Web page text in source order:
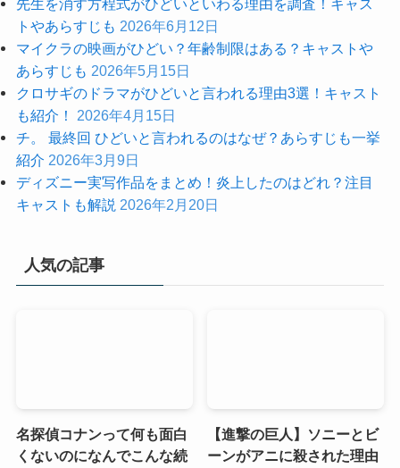
先生を消す方程式がひどいといわる理由を調査！キャス
トやあらすじも 2026年6月12日
マイクラの映画がひどい？年齢制限はある？キャストや
あらすじも 2026年5月15日
クロサギのドラマがひどいと言われる理由3選！キャスト
も紹介！ 2026年4月15日
チ。 最終回 ひどいと言われるのはなぜ？あらすじも一挙
紹介 2026年3月9日
ディズニー実写作品をまとめ！炎上したのはどれ？注目
キャストも解説 2026年2月20日
人気の記事
名探偵コナンって何も面白
くないのになんでこんな続
【進撃の巨人】ソニーとビ
ーンがアニに殺された理由